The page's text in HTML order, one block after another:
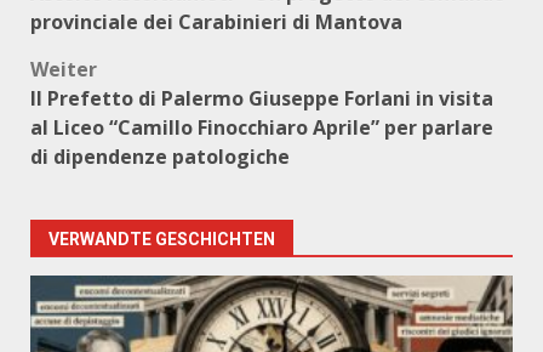
provinciale dei Carabinieri di Mantova
Weiter
Il Prefetto di Palermo Giuseppe Forlani in visita
al Liceo “Camillo Finocchiaro Aprile” per parlare
di dipendenze patologiche
VERWANDTE GESCHICHTEN